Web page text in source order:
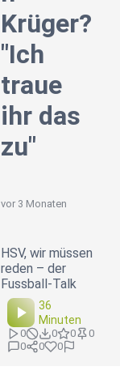
Krüger?
"Ich
traue
ihr das
zu"
vor 3 Monaten
HSV, wir müssen
reden – der
Fussball-Talk
36
Minuten
0 0 0
0
0
0 0